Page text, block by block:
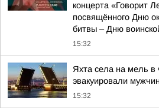
концерта «Говорит
посвящённого Дню
битвы – Дню
15:32
Яхта села на мель в
эвакуировали
15:32